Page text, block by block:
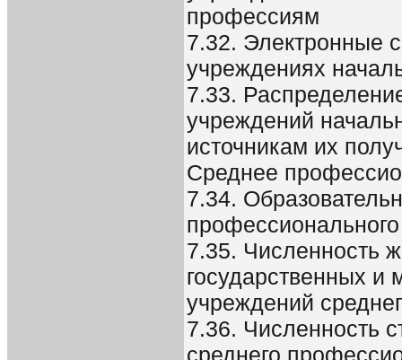
профессиям
7.32. Электронные
учреждениях
7.33.
учреждений
источникам их
Среднее
7.34.
7.35. Численность
государственных и
учреждений
7.36. Численность
среднего